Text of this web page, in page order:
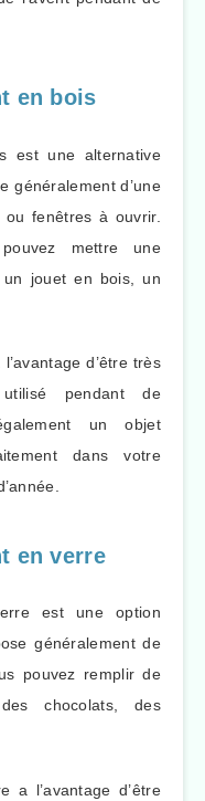
en bois
est une alternative
généralement d’une
fenêtres à ouvrir.
mettre une
jouet en bois, un
d’être très
pendant de
un objet
dans votre
en verre
est une option
généralement de
pouvez remplir de
chocolats, des
a l’avantage d’être